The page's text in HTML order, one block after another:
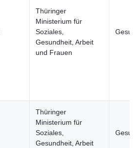
Thüringer
Ministerium für
Soziales,
Gesundheit, Arbeit
und Frauen
Thüringer
Ministerium für
Soziales,
Gesundheit, Arbeit